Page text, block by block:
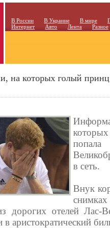
В России В Украине В мире
Интернет
Авто Лента Разное
на которых голый
в сеть.
Внук
дорогих отелей Лас-
в аристократический